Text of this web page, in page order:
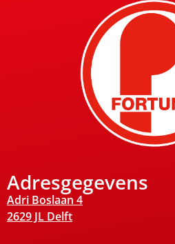
Adresgegevens
Adri Boslaan 4
2629 JL Delft